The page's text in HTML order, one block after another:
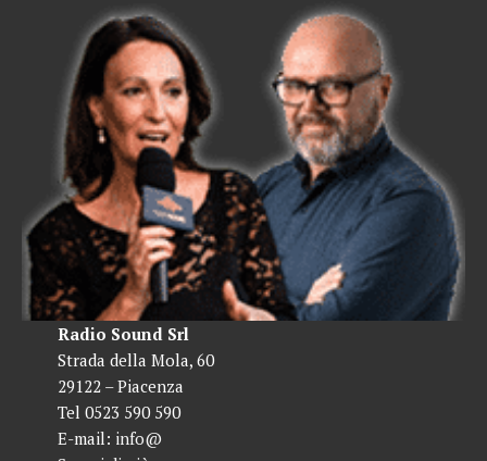
Radio Sound Srl
Strada della Mola, 60
29122 – Piacenza
Tel 0523 590 590
E-mail: info@